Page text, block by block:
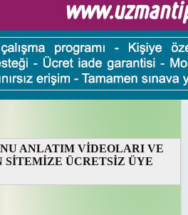
ANLATIM VİDEOLARI VE
ÜCRETSİZ ÜYE